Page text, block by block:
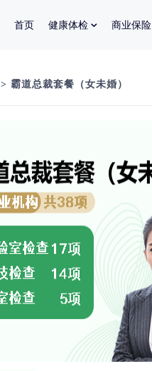
首页 健康体检 商业保险
> 霸道总裁套餐（女未婚）